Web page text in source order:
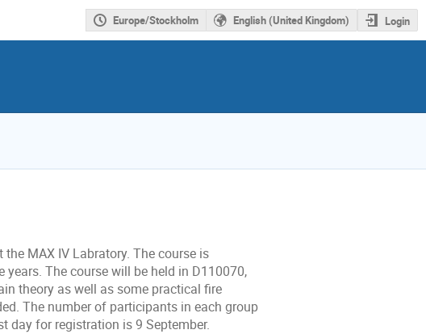
Europe/Stockholm English (United Kingdom) Login
MAX IV Labratory. The course is
The course will be held in D110070,
theory as well as some practical fire
The number of participants in each group
day for registration is 9 September.